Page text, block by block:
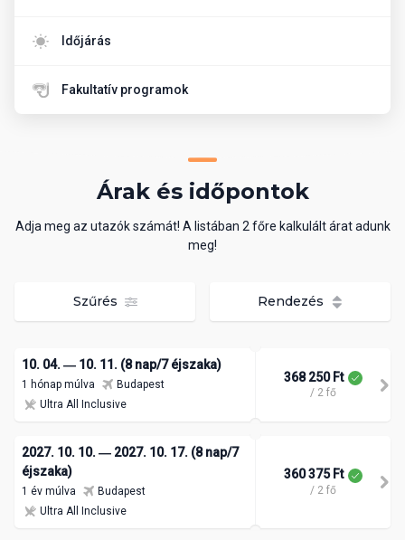
Időjárás
Fakultatív programok
Árak és időpontok
Adja meg az utazók számát! A listában 2 főre kalkulált árat adunk
meg!
Szűrés Rendezés
10. 04. ― 10. 11. (8 nap/7 éjszaka)
1 hónap múlva
Budapest
Ultra All Inclusive
368 250 Ft
/ 2 fő
2027. 10. 10. ― 2027. 10. 17. (8 nap/7
éjszaka)
1 év múlva
Budapest
Ultra All Inclusive
360 375 Ft
/ 2 fő